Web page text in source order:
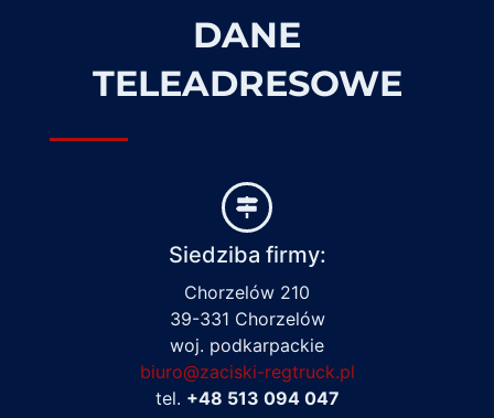
DANE
TELEADRESOWE
Siedziba firmy:
Chorzelów 210
39-331 Chorzelów
woj. podkarpackie
biuro@zaciski-regtruck.pl
tel. +48 513 094 047